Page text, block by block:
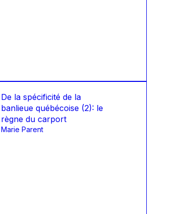
De la spécificité de la
banlieue québécoise (2): le
règne du carport
Marie Parent